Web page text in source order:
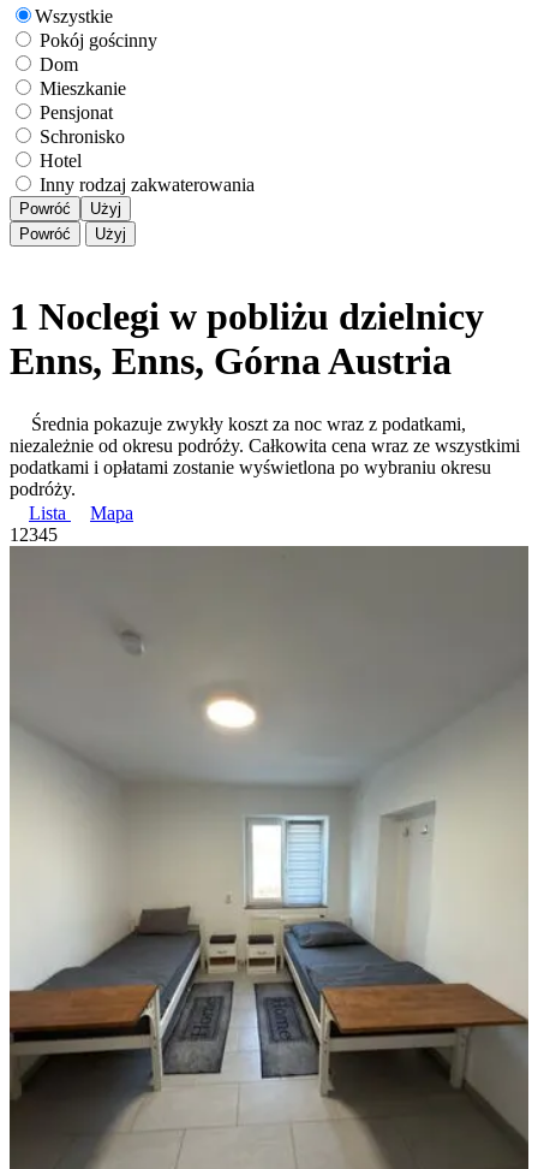
Wszystkie
Pokój gościnny
Dom
Mieszkanie
Pensjonat
Schronisko
Hotel
Inny rodzaj zakwaterowania
Powróć
Użyj
Powróć
Użyj
1 Noclegi w pobliżu dzielnicy
Enns, Enns, Górna Austria
Średnia pokazuje zwykły koszt za noc wraz z podatkami,
niezależnie od okresu podróży. Całkowita cena wraz ze wszystkimi
podatkami i opłatami zostanie wyświetlona po wybraniu okresu
podróży.
Lista
Mapa
1 2345